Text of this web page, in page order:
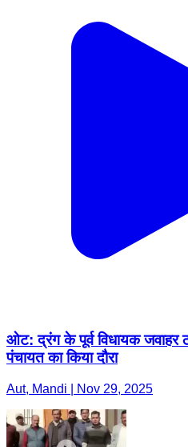
ओट: द्रंग के पूर्व विधायक जवाहर
पंचायत का किया दौरा
Aut, Mandi | Nov 29, 2025